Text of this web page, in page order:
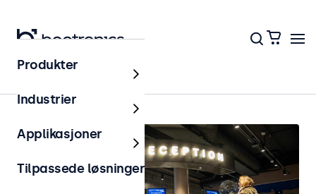
Hjem
Produkter
Industrier
Applikasjoner
Tilpassede løsninger